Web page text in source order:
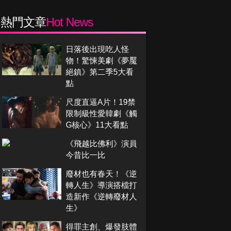
熱門文章Hot News
日落後出現吃人怪
物！驚悚美劇《夢魘
絕鎮》第二季5大看
點
尺度直逼A片！19禁
限制級性愛韓劇《觸
G核心》11大看點
《飛越比佛利》演員
今昔比一比
廢材也有春天！《逆
轉人生》導演搭檔打
造新作《逆轉廢材人
生》
得罪主創、爆發肢體